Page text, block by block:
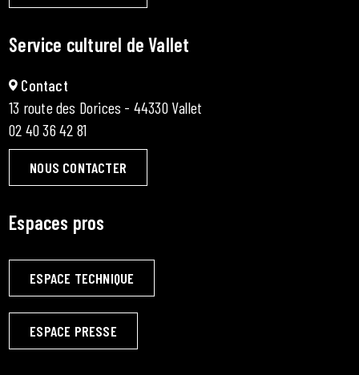
Service culturel de Vallet
Contact
13 route des Dorices - 44330 Vallet
02 40 36 42 81
NOUS CONTACTER
Espaces pros
ESPACE TECHNIQUE
ESPACE PRESSE